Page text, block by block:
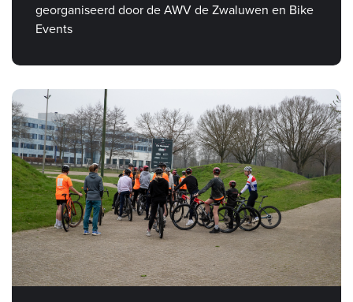
georganiseerd door de AWV de Zwaluwen en Bike
Events